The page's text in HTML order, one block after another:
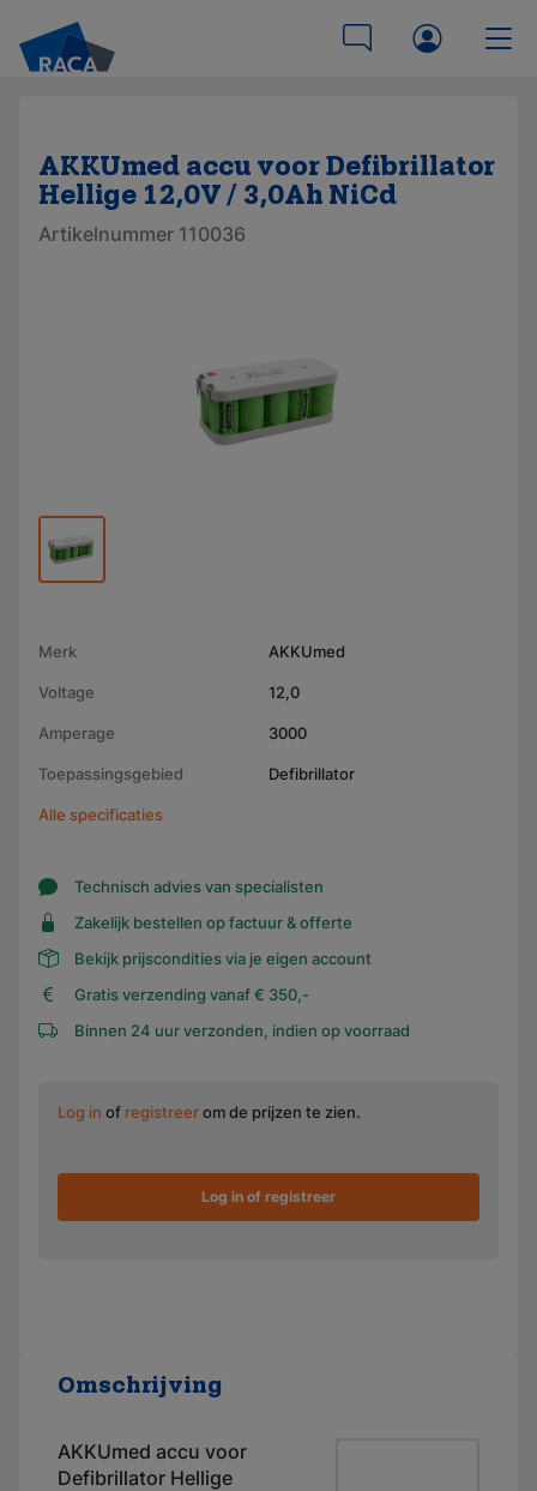
AKKUmed accu voor Defibrillator
Hellige 12,0V / 3,0Ah NiCd
Artikelnummer 110036
Merk AKKUmed
Voltage 12,0
Amperage 3000
Toepassingsgebied Defibrillator
Alle specificaties
Technisch advies van specialisten
Zakelijk bestellen op factuur & offerte
Bekijk prijscondities via je eigen account
Gratis verzending vanaf € 350,-
Binnen 24 uur verzonden, indien op voorraad
Log in of registreerom de prijzen te zien.
Log in of registreer
Omschrijving
AKKUmed accu voor
Defibrillator Hellige